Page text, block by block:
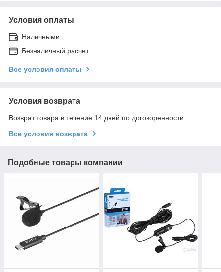
Условия оплаты
Наличными
Безналичный расчет
Все условия оплаты
Условия возврата
Возврат товара в течение 14 дней по договоренности
Все условия возврата
Подобные товары компании